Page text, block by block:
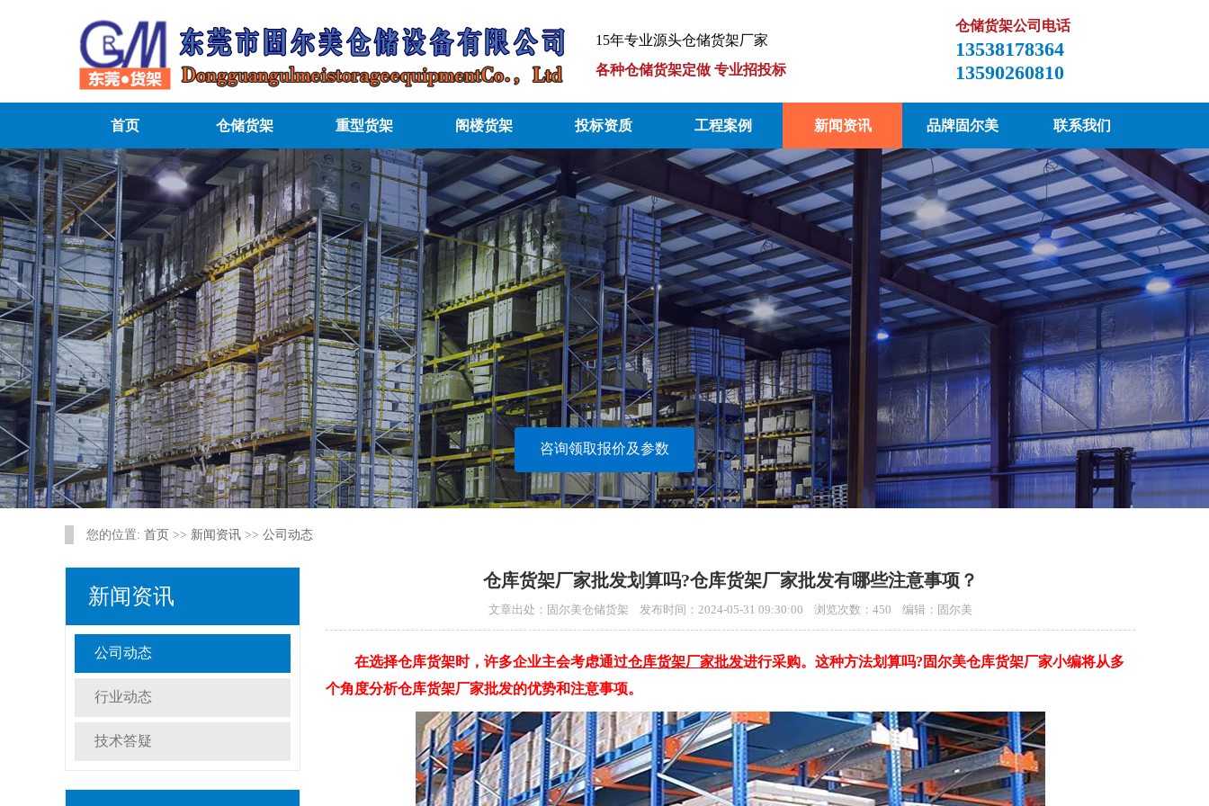
15年专业源头仓储货架厂家
各种仓储货架定做 专业招投标
仓储货架公司电话
13538178364
13590260810
首页 仓储货架 重型货架 阁楼货架 投标资质 工程案例 新闻资讯 品牌固尔美 联系我们
咨询领取报价及参数
您的位置: 首页 >> 新闻资讯 >> 公司动态
新闻资讯
公司动态
行业动态
技术答疑
仓库货架厂家批发划算吗?仓库货架厂家批发有哪些注意事项？
文章出处：固尔美仓储货架 发布时间：2024-05-31 09:30:00 浏览次数：450 编辑：固尔美
在选择仓库货架时，许多企业主会考虑通过仓库货架厂家批发进行采购。这种方法划算吗?固尔美仓库货架厂家小编将从多
个角度分析仓库货架厂家批发的优势和注意事项。